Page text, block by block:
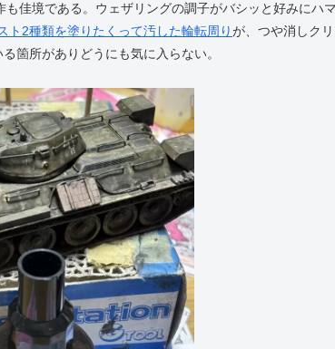
佳境である。ウェザリングの調子がバシッと好みにハ
ト2種類を塗りたくって汚した輪転周りが、つや消しク
箇所がありどうにも気に入らない。